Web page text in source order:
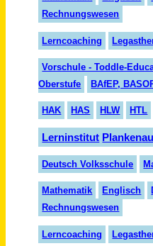
Rechnungswesen
Lerncoaching
Vorschule - Toddle-
Oberstufe
BAfEP,
HAK HAS HLW HTL
Lerninstitut Planken
Deutsch Volksschule
Mathematik Englisch
Rechnungswesen
Lerncoaching